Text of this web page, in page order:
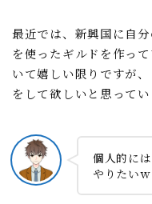
最近では、新興国に自
を使ったギルドを作っ
いて嬉しい限りですが
をして欲しいと思ってい
個人的に
やりたいｗ